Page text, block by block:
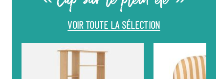
VOIR TOUTE LA SÉLECTION